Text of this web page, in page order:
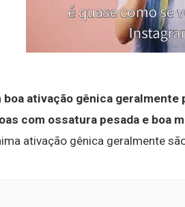
boa ativação gênica
com ossatura pesada e boa
ativação gênica geralmente